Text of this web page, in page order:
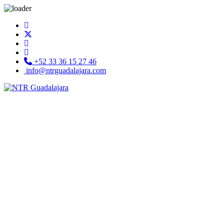
+52 33 36 15 27 46
info@ntrguadalajara.com